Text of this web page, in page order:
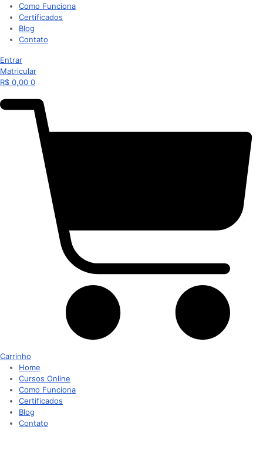
Como Funciona
Certificados
Blog
Contato
Entrar
Matricular
R$ 0,00 0
Carrinho
Home
Cursos Online
Como Funciona
Certificados
Blog
Contato